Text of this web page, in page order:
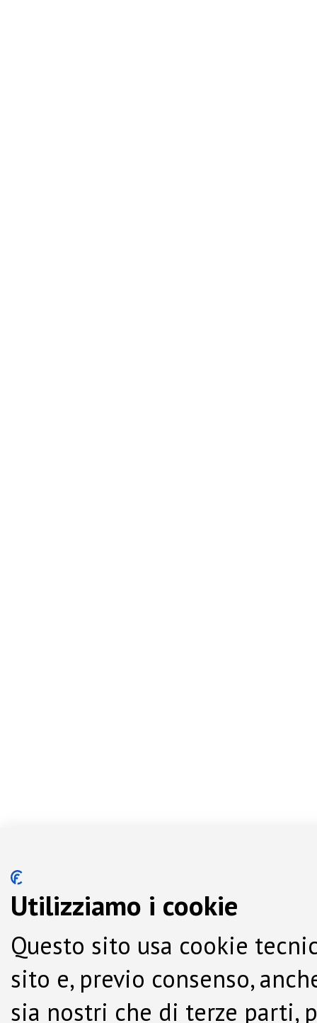
Utilizziamo i cookie
Questo sito usa cookie
sito e, previo consenso,
sia nostri che di terze parti,